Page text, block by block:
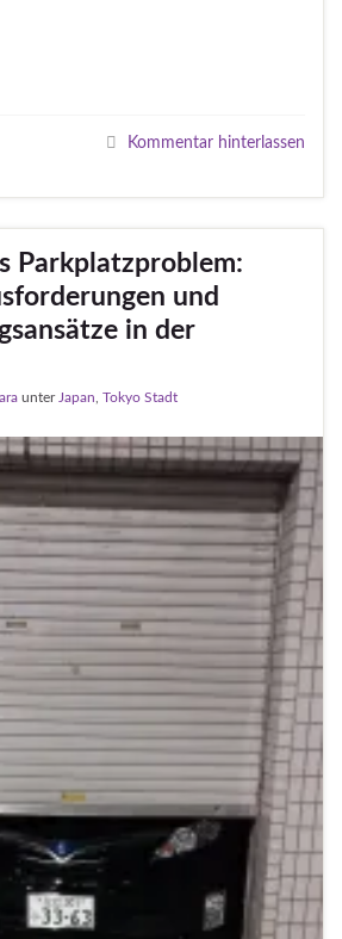
Kommentar hinterlassen
Parkplatzproblem:
und
in der
unter Japan Tokyo Stadt